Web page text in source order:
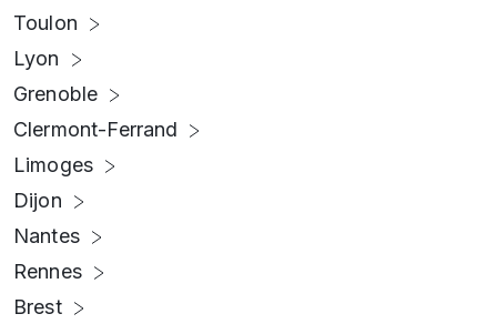
Toulon
Lyon
Grenoble
Clermont-Ferrand
Limoges
Dijon
Nantes
Rennes
Brest